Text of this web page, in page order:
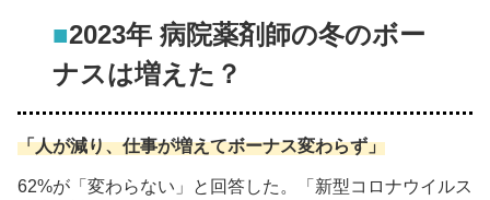
■2023年 病院薬剤師の冬のボー
ナスは増えた？
「人が減り、仕事が増えてボーナス変わらず」
62%が「変わらない」と回答した。「新型コロナウイルス